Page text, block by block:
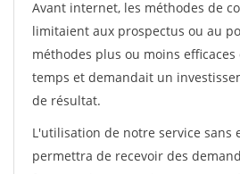
Avant internet, les méthodes de
limitaient aux prospectus ou au
méthodes plus ou moins
temps et demandait un
de résultat.
L'utilisation de notre service sans
permettra de recevoir des